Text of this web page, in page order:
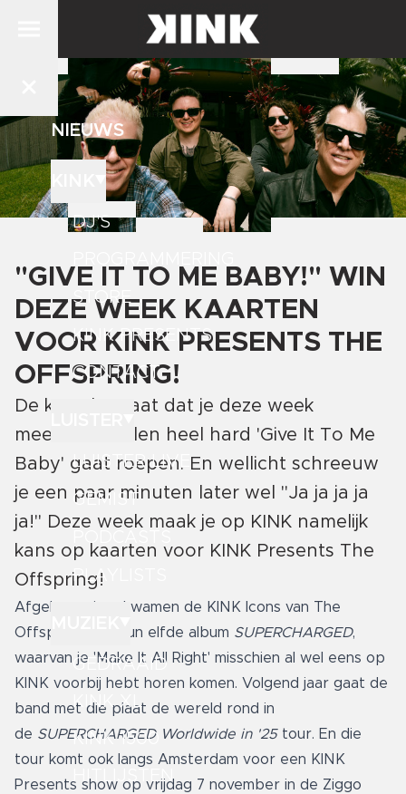
NIEUWS
DJ'S
STORE
KINK PRESENTS
CONTACT
LUISTER LIVE
GEMIST
PLAYLISTS
GEDRAAID
KINK XL
KINK 1500
HITLIJSTEN
"GIVE IT TO ME BABY!" WIN
DEZE WEEK KAARTEN
VOOR KINK PRESENTS THE
OFFSPRING!
De kans bestaat dat je deze week
meerdere malen heel hard 'Give It To Me
Baby' gaat roepen. En wellicht schreeuw
je een paar minuten later wel "Ja ja ja ja
ja!" Deze week maak je op KINK namelijk
kans op kaarten voor KINK Presents The
Offspring!
Afgelopen jaar kwamen de KINK Icons van The
Offspring met hun elfde album SUPERCHARGED,
waarvan je 'Make It All Right' misschien al wel eens op
KINK voorbij hebt horen komen. Volgend jaar gaat de
band met die plaat de wereld rond in
de SUPERCHARGED Worldwide in '25tour. En die
tour komt ook langs Amsterdam voor een KINK
Presents show op vrijdag 7 november in de Ziggo